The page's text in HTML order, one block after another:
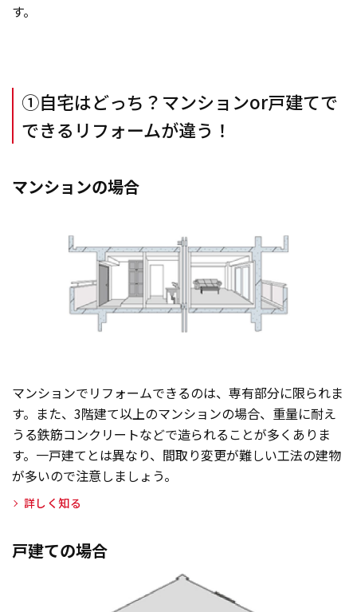
す。
①自宅はどっち？マンションor戸建てで
できるリフォームが違う！
マンションの場合
マンションでリフォームできるのは、専有部分に限られま
す。また、3階建て以上のマンションの場合、重量に耐え
うる鉄筋コンクリートなどで造られることが多くありま
す。一戸建てとは異なり、間取り変更が難しい工法の建物
が多いので注意しましょう。
詳しく知る
戸建ての場合